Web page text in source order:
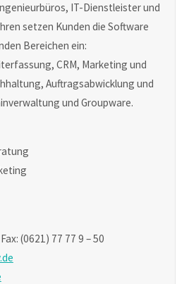
IT-Dienstleister und
setzen Kunden die Software
Bereichen ein:
CRM, Marketing und
Auftragsabwicklung und
und Groupware.
(0621) 77 77 9 – 50